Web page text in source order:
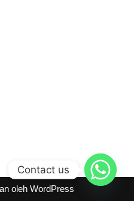
oleh WordPress
Contact us